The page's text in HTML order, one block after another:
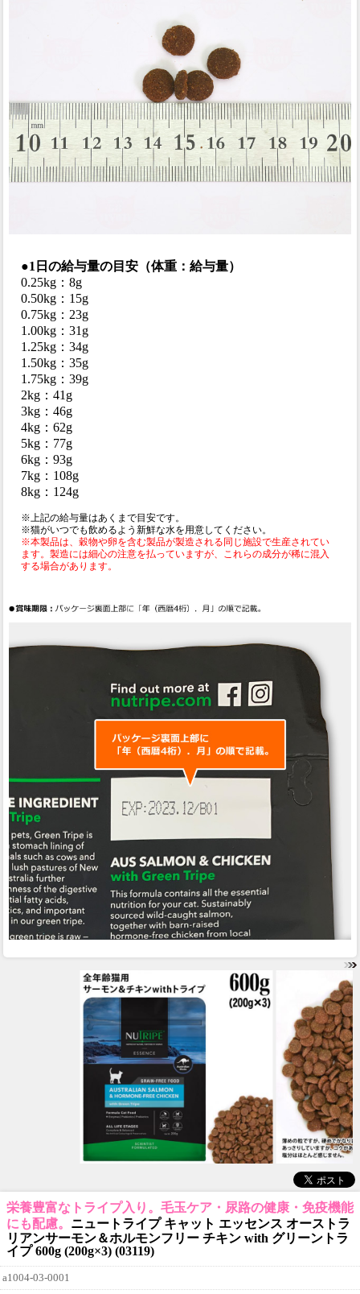
●1日の給与量の目安（体重：給与量）
0.25kg：8g
0.50kg：15g
0.75kg：23g
1.00kg：31g
1.25kg：34g
1.50kg：35g
1.75kg：39g
2kg：41g
3kg：46g
4kg：62g
5kg：77g
6kg：93g
7kg：108g
8kg：124g
※上記の給与量はあくまで目安です。
※猫がいつでも飲めるよう新鮮な水を用意してください。
※本製品は、穀物や卵を含む製品が製造される同じ施設で生産されてい
ます。製造には細心の注意を払っていますが、これらの成分が稀に混入
する場合があります。
栄養豊富なトライプ入り。毛玉ケア・尿路の健康・免疫機能
にも配慮。 ニュートライプ キャット エッセンス オーストラ
リアンサーモン＆ホルモンフリー チキン with グリーントラ
イプ 600g (200g×3) (03119)
a1004-03-0001